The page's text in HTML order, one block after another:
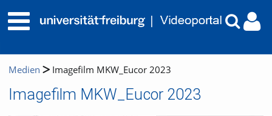
Medien Imagefilm MKW_Eucor 2023
Imagefilm MKW_Eucor 2023